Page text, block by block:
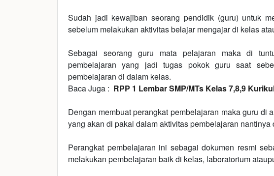
Sudah jadi kewajiban seorang pendidik (guru) untuk
sebelum melakukan aktivitas belajar mengajar di kelas
Sebagai seorang guru mata pelajaran maka di
pembelajaran yang jadi tugas pokok guru saat
pembelajaran di dalam kelas.
Baca Juga : RPP 1 Lembar SMP/MTs Kelas 7,8,9
Dengan membuat perangkat pembelajaran maka guru di
yang akan di pakai dalam aktivitas pembelajaran nantinya
Perangkat pembelajaran ini sebagai dokumen resmi
melakukan pembelajaran baik di kelas, laboratorium